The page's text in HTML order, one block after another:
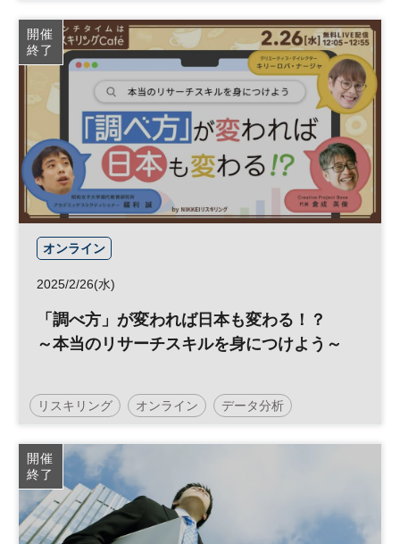
参加無料
開催
終了
オンライン
2025/2/26(水)
「調べ方」が変われば日本も変わる！？
～本当のリサーチスキルを身につけよう～
リスキリング オンライン データ分析
ウェビナー スキルアップ キャリア
参加無料
開催
終了